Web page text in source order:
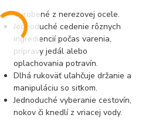
Vyrobené z nerezovej ocele.
Jednoduché cedenie rôznych
ingrediencií počas varenia,
prípravy jedál alebo
oplachovania potravín.
Dlhá rukoväť uľahčuje držanie a
manipuláciu so sitkom.
Jednoduché vyberanie cestovín,
nokov či knedlí z vriacej vody.